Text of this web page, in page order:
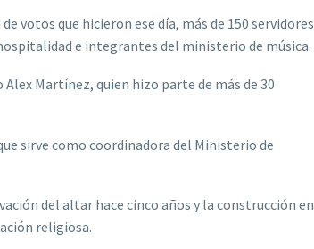
votos que hicieron ese día, más de 150 servidores
e integrantes del ministerio de música.
Martínez, quien hizo parte de más de 30
sirve como coordinadora del Ministerio de
del altar hace cinco años y la construcción en
religiosa.